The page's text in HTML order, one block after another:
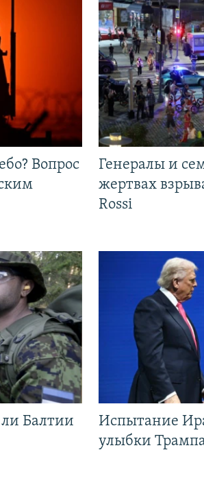
Вопрос
Генералы и
жертвах
Rossi
Балтии
Испытание
улыбки